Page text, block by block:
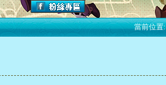
當前位置: